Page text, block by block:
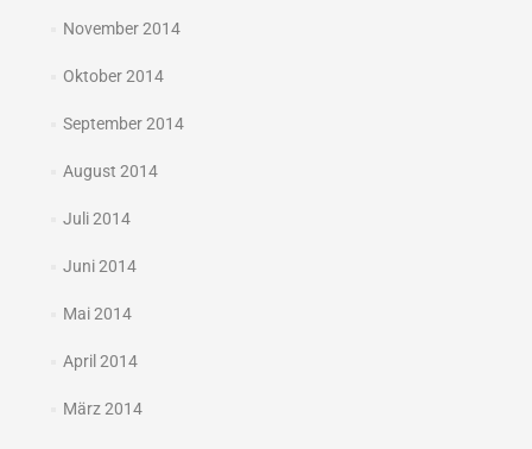
November 2014
Oktober 2014
September 2014
August 2014
Juli 2014
Juni 2014
Mai 2014
April 2014
März 2014